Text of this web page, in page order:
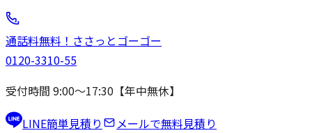
通話料無料！ ささっと ゴーゴー
0120-3310-55
受付時間 9:00〜17:30【年中無休】
LINE簡単見積り
メールで無料見積り